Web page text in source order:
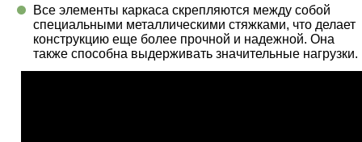
Все элементы каркаса скрепляются между собой
специальными металлическими стяжками, что делает
конструкцию еще более прочной и надежной. Она
также способна выдерживать значительные нагрузки.